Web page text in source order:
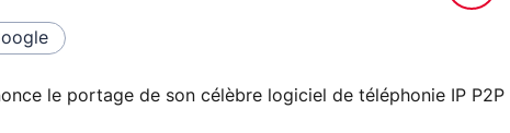
le portage de son célèbre logiciel de téléphonie IP P2P